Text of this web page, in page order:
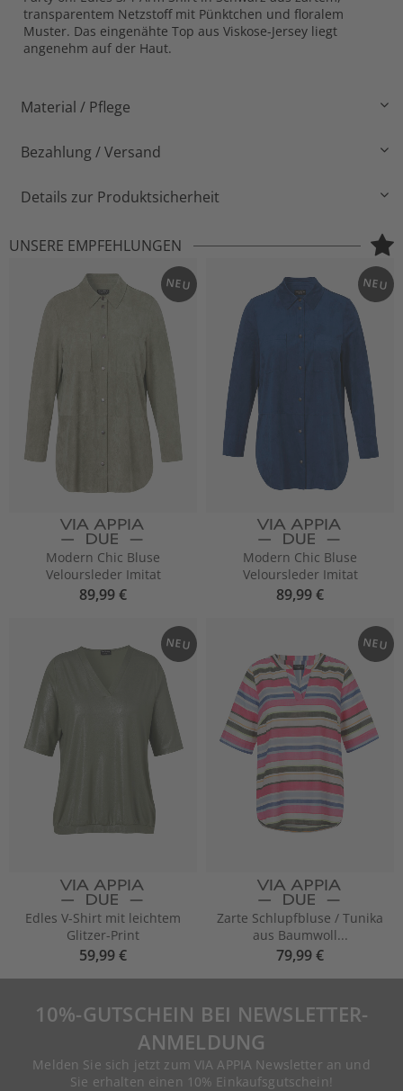
transparentem Netzstoff mit Pünktchen und floralem
Muster. Das eingenähte Top aus Viskose-Jersey liegt
angenehm auf der Haut.
Material / Pflege
Bezahlung / Versand
Details zur Produktsicherheit
UNSERE EMPFEHLUNGEN
NEU
Modern Chic Bluse
Veloursleder Imitat
89,99 €
NEU
Modern Chic Bluse
Veloursleder Imitat
89,99 €
NEU
Edles V-Shirt mit leichtem
Glitzer-Print
59,99 €
NEU
Zarte Schlupfbluse / Tunika
aus Baumwoll...
79,99 €
10%-GUTSCHEIN BEI NEWSLETTER-
ANMELDUNG
Melden Sie sich jetzt zum VIA APPIA Newsletter an und
Sie erhalten einen 10% Einkaufsgutschein!